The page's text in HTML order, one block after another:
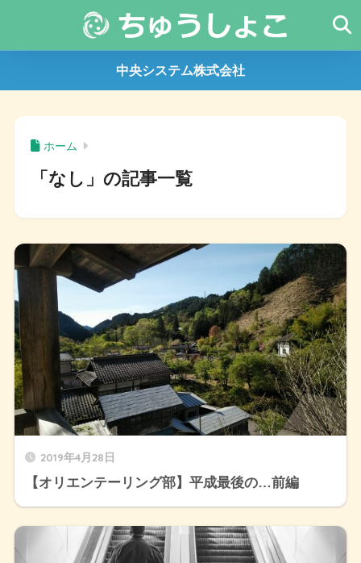
中央システム株式会社
ホーム
「なし」の記事一覧
2019年4月28日
【オリエンテーリング部】平成最後の…前編